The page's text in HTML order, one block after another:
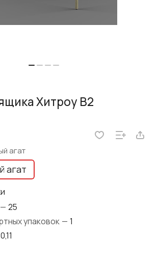
Хитроу В2
агат
агат
— 25
упаковок — 1
0,11